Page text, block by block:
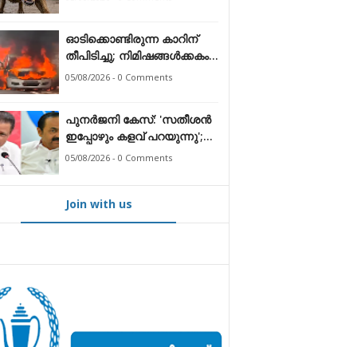
ഓടിക്കൊണ്ടിരുന്ന കാറിന്
തീപിടിച്ചു; നിമിഷങ്ങൾക്കകം
പൂർണമായി കത്തിനശിച്ചു
05/08/2026 - 0 Comments
പുനർജനി കേസ്: 'സതീശൻ
ഇപ്പോഴും കളവ് പറയുന്നു';
മുഖ്യമന്ത്രിക്കെതിരെ
ഗോവിന്ദൻ
05/08/2026 - 0 Comments
Join with us